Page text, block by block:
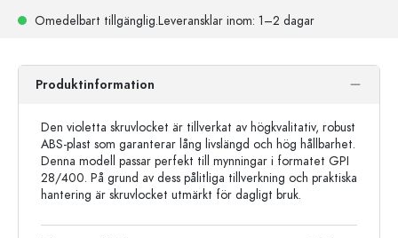
Omedelbart tillgänglig.Leveransklar inom: 1–2 dagar
Produktinformation
Den violetta skruvlocket är tillverkat av högkvalitativ, robust
ABS-plast som garanterar lång livslängd och hög hållbarhet.
Denna modell passar perfekt till mynningar i formatet GPI
28/400. På grund av dess pålitliga tillverkning och praktiska
hantering är skruvlocket utmärkt för dagligt bruk.